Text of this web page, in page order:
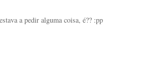
a pedir alguma coisa, é?? :pp